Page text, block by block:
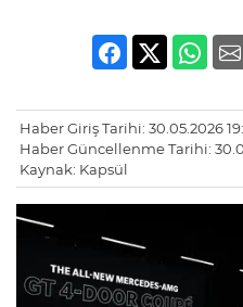
Haber Giriş Tarihi: 30.05.2026
Haber Güncellenme Tarihi:
Kaynak: Kapsül